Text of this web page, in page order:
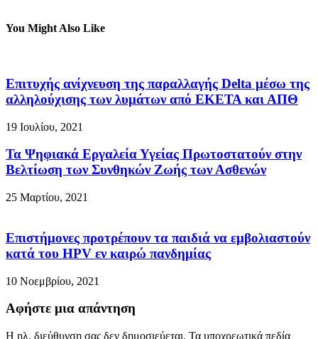
You Might Also Like
Επιτυχής ανίχνευση της παραλλαγής Delta μέσω της
αλληλούχισης των λυμάτων από ΕΚΕΤΑ και ΑΠΘ
19 Ιουλίου, 2021
Τα Ψηφιακά Εργαλεία Υγείας Πρωτοστατούν στην
Βελτίωση των Συνθηκών Ζωής των Ασθενών
25 Μαρτίου, 2021
Επιστήμονες προτρέπουν τα παιδιά να εμβολιαστούν
κατά του HPV εν καιρώ πανδημίας
10 Νοεμβρίου, 2021
Αφήστε μια απάντηση
Η ηλ. διεύθυνση σας δεν δημοσιεύεται. Τα υποχρεωτικά πεδία